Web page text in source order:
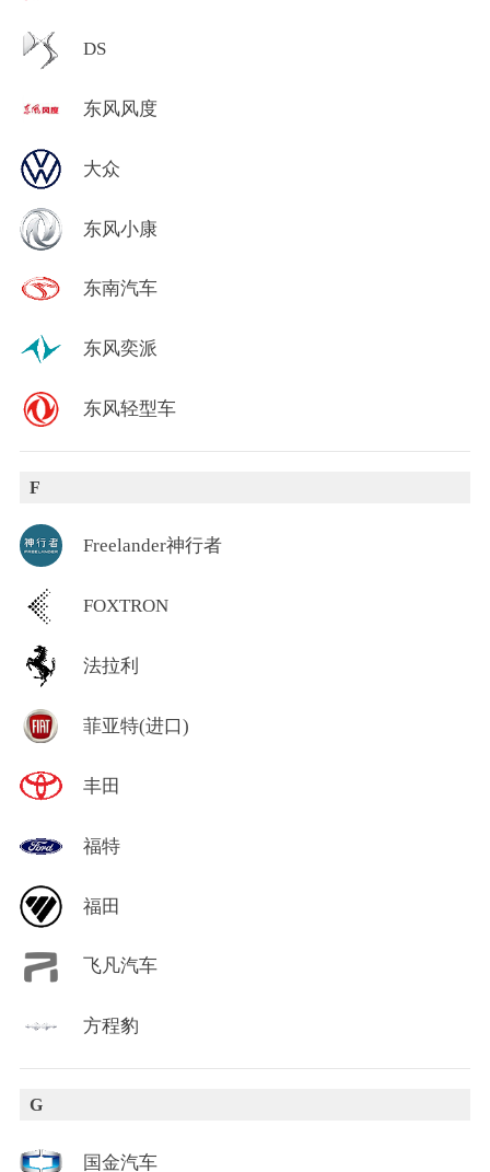
DS
东风风度
大众
东风小康
东南汽车
东风奕派
东风轻型车
F
Freelander神行者
FOXTRON
法拉利
菲亚特(进口)
丰田
福特
福田
飞凡汽车
方程豹
G
国金汽车